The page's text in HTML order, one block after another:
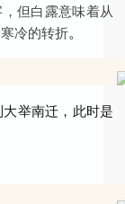
但白露意味着从
冷的转折。
举南迁，此时是